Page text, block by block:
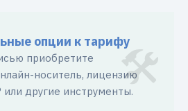
опции к тарифу
приобретите
носитель, лицензию
или другие инструменты.